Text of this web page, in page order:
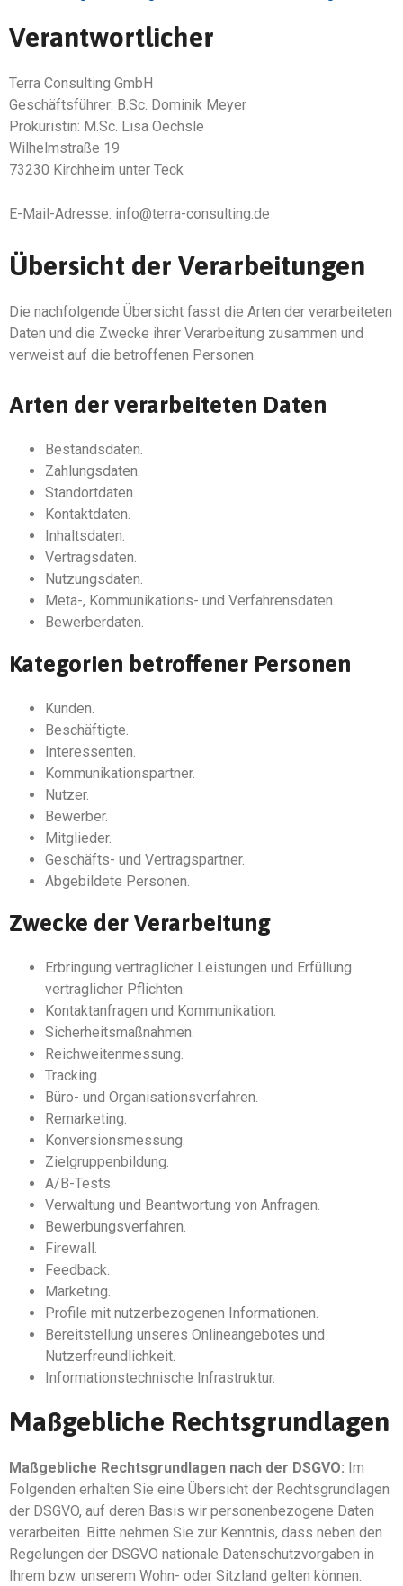
Verantwortlicher
Terra Consulting GmbH
Geschäftsführer: B.Sc. Dominik Meyer
Prokuristin: M.Sc. Lisa Oechsle
Wilhelmstraße 19
73230 Kirchheim unter Teck
E-Mail-Adresse: info@terra-consulting.de
Übersicht der Verarbeitungen
Die nachfolgende Übersicht fasst die Arten der verarbeiteten
Daten und die Zwecke ihrer Verarbeitung zusammen und
verweist auf die betroffenen Personen.
Arten der verarbeiteten Daten
Bestandsdaten.
Zahlungsdaten.
Standortdaten.
Kontaktdaten.
Inhaltsdaten.
Vertragsdaten.
Nutzungsdaten.
Meta-, Kommunikations- und Verfahrensdaten.
Bewerberdaten.
Kategorien betroffener Personen
Kunden.
Beschäftigte.
Interessenten.
Kommunikationspartner.
Nutzer.
Bewerber.
Mitglieder.
Geschäfts- und Vertragspartner.
Abgebildete Personen.
Zwecke der Verarbeitung
Erbringung vertraglicher Leistungen und Erfüllung
vertraglicher Pflichten.
Kontaktanfragen und Kommunikation.
Sicherheitsmaßnahmen.
Reichweitenmessung.
Tracking.
Büro- und Organisationsverfahren.
Remarketing.
Konversionsmessung.
Zielgruppenbildung.
A/B-Tests.
Verwaltung und Beantwortung von Anfragen.
Bewerbungsverfahren.
Firewall.
Feedback.
Marketing.
Profile mit nutzerbezogenen Informationen.
Bereitstellung unseres Onlineangebotes und
Nutzerfreundlichkeit.
Informationstechnische Infrastruktur.
Maßgebliche Rechtsgrundlagen
Maßgebliche Rechtsgrundlagen nach der DSGVO: Im
Folgenden erhalten Sie eine Übersicht der Rechtsgrundlagen
der DSGVO, auf deren Basis wir personenbezogene Daten
verarbeiten. Bitte nehmen Sie zur Kenntnis, dass neben den
Regelungen der DSGVO nationale Datenschutzvorgaben in
Ihrem bzw. unserem Wohn- oder Sitzland gelten können.